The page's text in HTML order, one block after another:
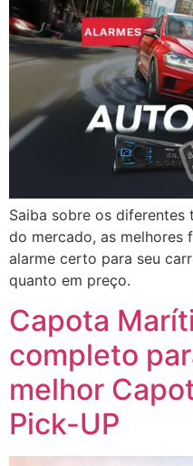
Saiba sobre os
do mercado, as melhores
alarme certo para seu
quanto em preço.
Capota
completo
melhor
Pick-UP